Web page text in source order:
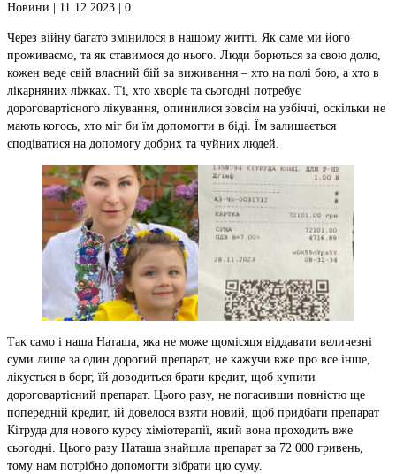
Новини | 11.12.2023 | 0
Через війну багато змінилося в нашому житті. Як саме ми його
проживаємо, та як ставимося до нього. Люди борються за свою долю,
кожен веде свій власний бій за виживання – хто на полі бою, а хто в
лікарняних ліжках. Ті, хто хворіє та сьогодні потребує
дороговартісного лікування, опинилися зовсім на узбіччі, оскільки не
мають когось, хто міг би їм допомогти в біді. Їм залишається
сподіватися на допомогу добрих та чуйних людей.
Так само і наша Наташа, яка не може щомісяця віддавати величезні
суми лише за один дорогий препарат, не кажучи вже про все інше,
лікується в борг, їй доводиться брати кредит, щоб купити
дороговартісний препарат. Цього разу, не погасивши повністю ще
попередній кредит, їй довелося взяти новий, щоб придбати препарат
Кітруда для нового курсу хіміотерапії, який вона проходить вже
сьогодні. Цього разу Наташа знайшла препарат за 72 000 гривень,
тому нам потрібно допомогти зібрати цю суму.